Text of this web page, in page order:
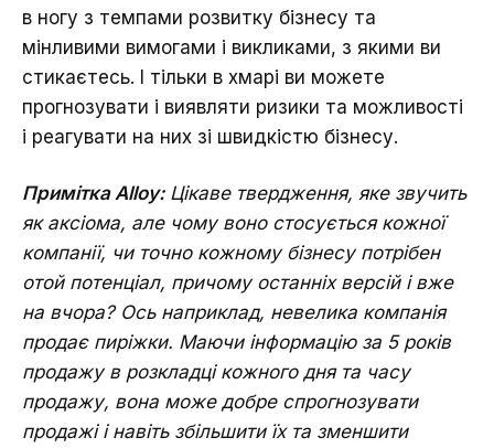
в ногу з темпами розвитку бізнесу та
мінливими вимогами і викликами, з якими ви
стикаєтесь. І тільки в хмарі ви можете
прогнозувати і виявляти ризики та можливості
і реагувати на них зі швидкістю бізнесу.
Примітка Alloy:Цікаве твердження, яке звучить
як аксіома, але чому воно стосується кожної
компанії, чи точно кожному бізнесу потрібен
отой потенціал, причому останніх версій і вже
на вчора? Ось наприклад, невелика компанія
продає пиріжки. Маючи інформацію за 5 років
продажу в розкладці кожного дня та часу
продажу, вона може добре спрогнозувати
продажі і навіть збільшити їх та зменшити